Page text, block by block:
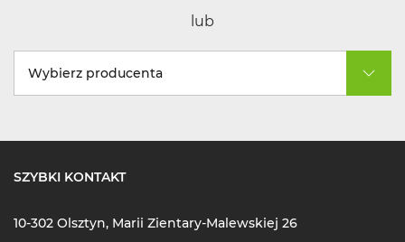
lub
Wybierz producenta
SZYBKI KONTAKT
10-302 Olsztyn, Marii Zientary-Malewskiej 26